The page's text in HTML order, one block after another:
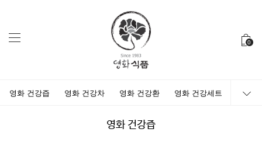
0
영화 건강즙 영화 건강차 영화 건강환 영화 건강세트
영화 건강즙